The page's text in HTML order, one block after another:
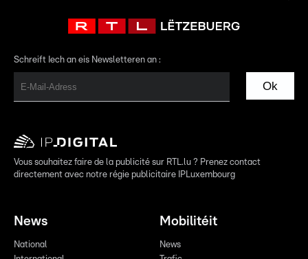
Schreift Iech an eis Newsletteren an :
Ok
Vous souhaitez faire de la publicité sur RTL.lu ? Prenez contact
directement avec notre régie publicitaire IPLuxembourg
News
National
Mobilitéit
News